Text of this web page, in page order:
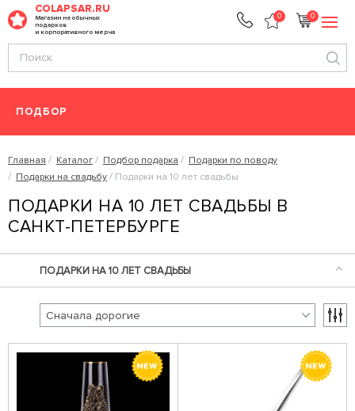
COLAPSAR.RU
Магазин необычных
подарков
и корпоративного мерча
0 0
ПОДБОР
Главная Каталог Подбор подарка
Подарки по поводу
Подарки на свадьбу
Подарки на 10 лет свадьбы
ПОДАРКИ НА 10 ЛЕТ СВАДЬБЫ В
САНКТ-ПЕТЕРБУРГЕ
ПОДАРКИ НА 10 ЛЕТ СВАДЬБЫ